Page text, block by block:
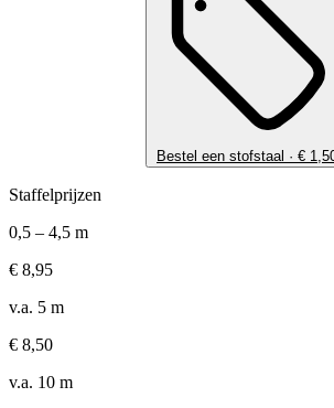
Bestel een stofstaal · €
Staffelprijzen
0,5 – 4,5 m
€ 8,95
v.a. 5 m
€ 8,50
v.a. 10 m